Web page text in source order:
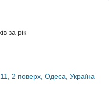
за рік
2 поверх, Одеса, Україна